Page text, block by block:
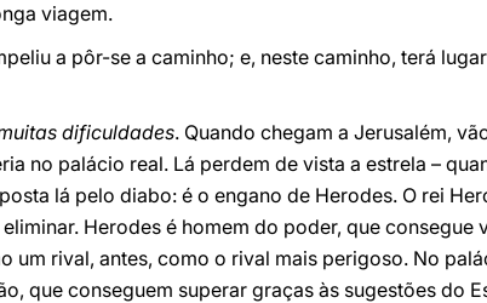
viagem.
a pôr-se a caminho; e, neste caminho, terá
dificuldades. Quando chegam a Jerusalém,
no palácio real. Lá perdem de vista a estrela –
lá pelo diabo: é o engano de Herodes. O rei
Herodes é homem do poder, que consegue
um rival, antes, como o rival mais perigoso. No
que conseguem superar graças às sugestões do